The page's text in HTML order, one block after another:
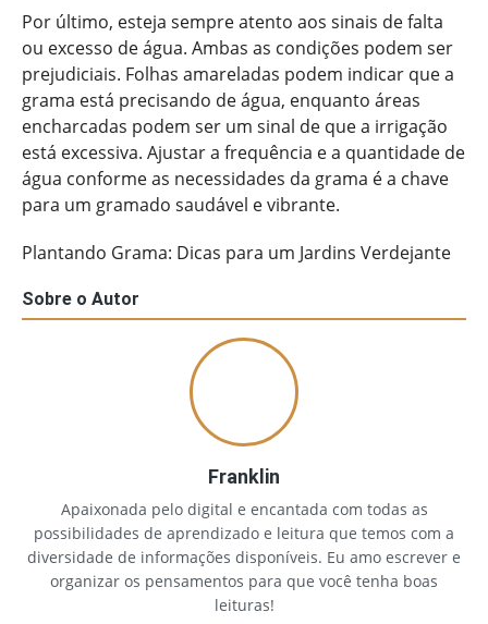
Por último, esteja sempre atento aos sinais de falta
ou excesso de água. Ambas as condições podem ser
prejudiciais. Folhas amareladas podem indicar que a
grama está precisando de água, enquanto áreas
encharcadas podem ser um sinal de que a irrigação
está excessiva. Ajustar a frequência e a quantidade de
água conforme as necessidades da grama é a chave
para um gramado saudável e vibrante.
Plantando Grama: Dicas para um Jardins Verdejante
Sobre o Autor
Franklin
Apaixonada pelo digital e encantada com todas as
possibilidades de aprendizado e leitura que temos com a
diversidade de informações disponíveis. Eu amo escrever e
organizar os pensamentos para que você tenha boas
leituras!